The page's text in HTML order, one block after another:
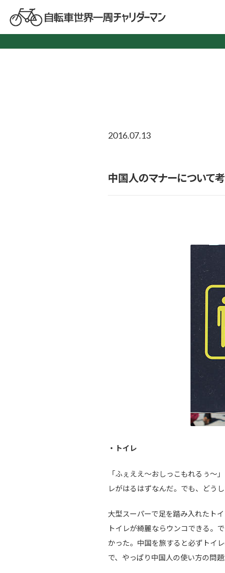
2016.07.13
中国人のマナーについて
・トイレ
「ふぇええ～おしっこもれるぅ～
レがはるはずなんだ。でも、どう
大型スーパーで足を踏み入れたト
トイレが綺麗ならウンコできる。
かった。中国を旅すると必ずトイ
で、やっぱり中国人の使い方の問題